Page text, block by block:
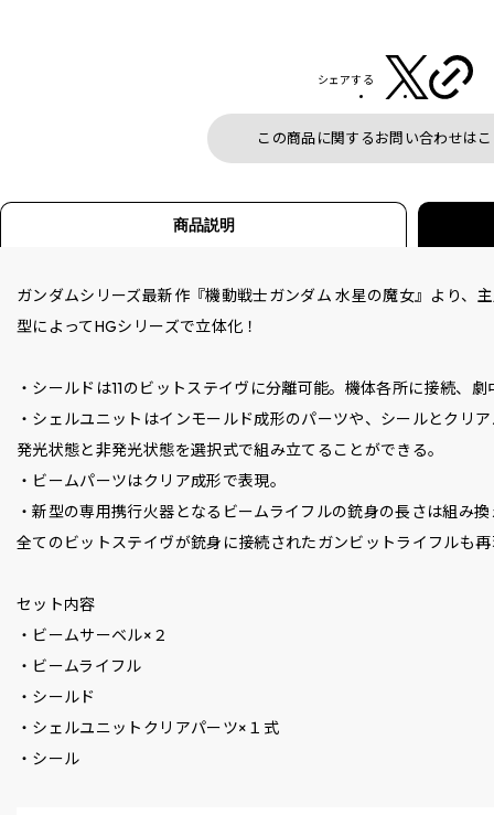
シェアする
この商品に関するお問い合わせは
商品説明
ガンダムシリーズ最新作『機動戦士ガンダム 水星の魔女』より、
型によってHGシリーズで立体化！
・シールドは11のビットステイヴに分離可能。機体各所に接続、
・シェルユニットはインモールド成形のパーツや、シールとクリ
発光状態と非発光状態を選択式で組み立てることができる。
・ビームパーツはクリア成形で表現。
・新型の専用携行火器となるビームライフルの銃身の長さは組み
全てのビットステイヴが銃身に接続されたガンビットライフルも
セット内容
・ビームサーベル×２
・ビームライフル
・シールド
・シェルユニットクリアパーツ×１式
・シール